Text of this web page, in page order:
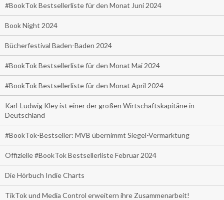
#BookTok Bestsellerliste für den Monat Juni 2024
Book Night 2024
Bücherfestival Baden-Baden 2024
#BookTok Bestsellerliste für den Monat Mai 2024
#BookTok Bestsellerliste für den Monat April 2024
Karl-Ludwig Kley ist einer der großen Wirtschaftskapitäne in
Deutschland
#BookTok-Bestseller: MVB übernimmt Siegel-Vermarktung
Offizielle #BookTok Bestsellerliste Februar 2024
Die Hörbuch Indie Charts
TikTok und Media Control erweitern ihre Zusammenarbeit!